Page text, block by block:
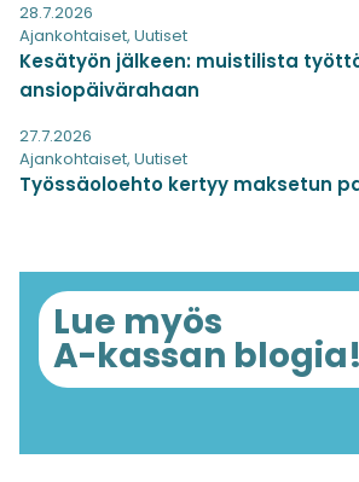
28.7.2026
Ajankohtaiset, Uutiset
Kesätyön jälkeen: muistilista
ansiopäivärahaan
27.7.2026
Ajankohtaiset, Uutiset
Työssäoloehto kertyy maksetun
Lue myös
A-kassan blogia!